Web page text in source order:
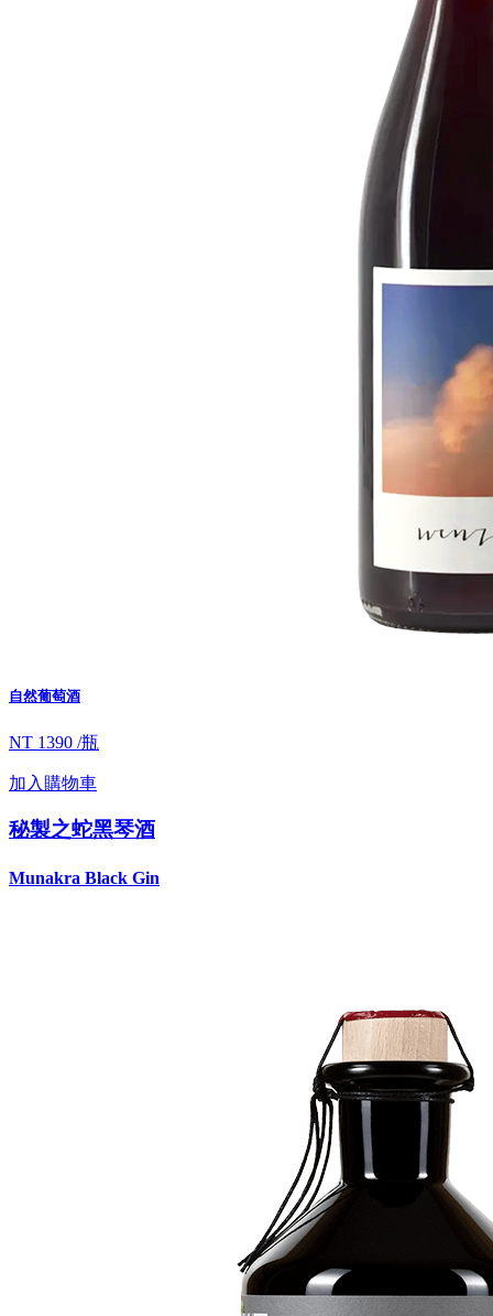
自然葡萄酒
NT 1390 /瓶
加入購物車
秘製之蛇黑琴酒
Munakra Black Gin